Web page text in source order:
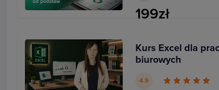
zastosowanie w codziennej pracy ograniczy
Ci zaoszczędzić masę czasu i uniknąć błędów. Nie
być może jeszcze nie wykorzystujesz.
199zł
Kurs Excel dla
biurowych
4.9